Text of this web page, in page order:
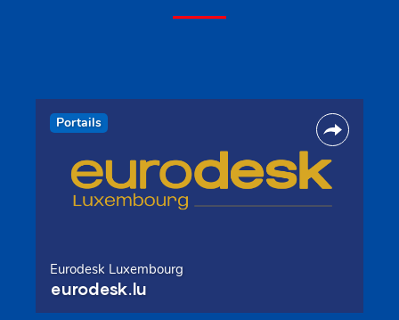
Portails
Eurodesk Luxembourg
eurodesk.lu